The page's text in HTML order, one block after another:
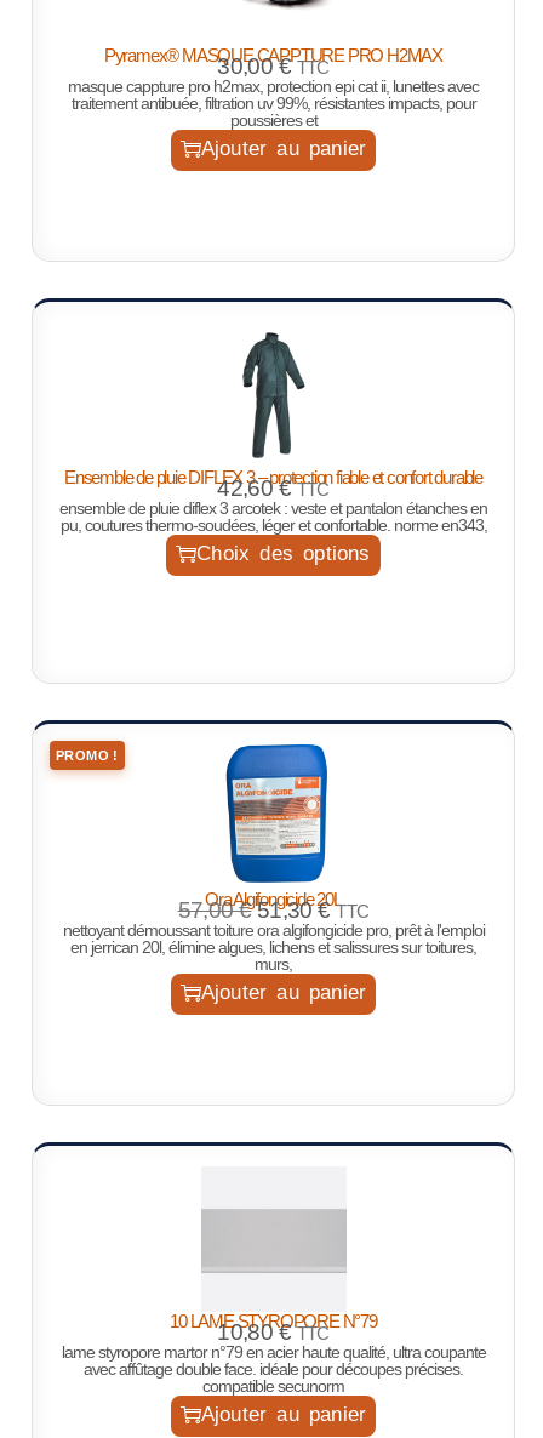
Pyramex® MASQUE CAPPTURE PRO H2MAX
30,00€ TTC
masque cappture pro h2max, protection epi cat ii, lunettes avec
traitement antibuée, filtration uv 99%, résistantes impacts, pour
poussières et
Ajouter au panier
Ensemble de pluie DIFLEX 3 – protection fiable et confort durable
42,60€ TTC
ensemble de pluie diflex 3 arcotek : veste et pantalon étanches en
pu, coutures thermo-soudées, léger et confortable. norme en343,
Choix des options
PROMO !
Ora Algifongicide 20L
57,00€ 51,30€ TTC
nettoyant démoussant toiture ora algifongicide pro, prêt à l'emploi
en jerrican 20l, élimine algues, lichens et salissures sur toitures,
murs,
Ajouter au panier
10 LAME STYROPORE N°79
10,80€ TTC
lame styropore martor n°79 en acier haute qualité, ultra coupante
avec affûtage double face. idéale pour découpes précises.
compatible secunorm
Ajouter au panier